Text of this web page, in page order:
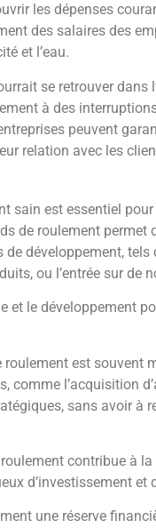
les dépenses
des salaires des
et l’eau.
se retrouver dans
à des
peuvent
relation avec les
sain est essentiel
de roulement permet
développement, tels
ou l’entrée sur de
et le développement
est souvent
comme l’acquisition
sans avoir à
contribue à
d’investissement et
une réserve